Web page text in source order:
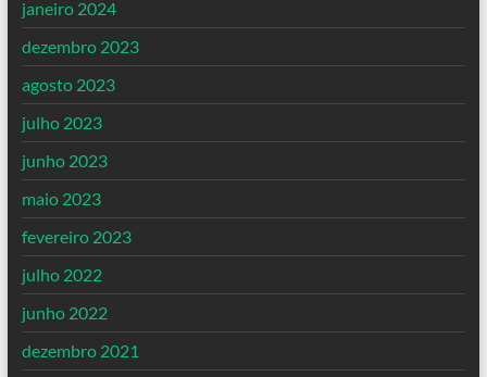
janeiro 2024
dezembro 2023
agosto 2023
julho 2023
junho 2023
maio 2023
fevereiro 2023
julho 2022
junho 2022
dezembro 2021